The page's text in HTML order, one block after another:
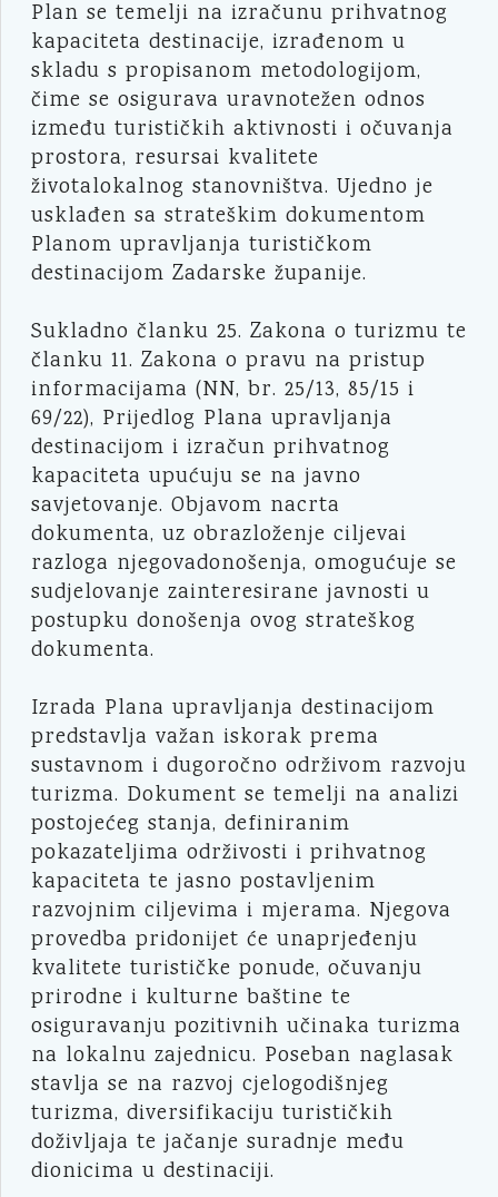
Plan se temelji na izračunu prihvatnog
kapaciteta destinacije, izrađenom u
skladu s propisanom metodologijom,
čime se osigurava uravnotežen odnos
između turističkih aktivnosti i očuvanja
prostora, resursai kvalitete
životalokalnog stanovništva. Ujedno je
usklađen sa strateškim dokumentom
Planom upravljanja turističkom
destinacijom Zadarske županije.
Sukladno članku 25. Zakona o turizmu te
članku 11. Zakona o pravu na pristup
informacijama (NN, br. 25/13, 85/15 i
69/22), Prijedlog Plana upravljanja
destinacijom i izračun prihvatnog
kapaciteta upućuju se na javno
savjetovanje. Objavom nacrta
dokumenta, uz obrazloženje ciljevai
razloga njegovadonošenja, omogućuje se
sudjelovanje zainteresirane javnosti u
postupku donošenja ovog strateškog
dokumenta.
Izrada Plana upravljanja destinacijom
predstavlja važan iskorak prema
sustavnom i dugoročno održivom razvoju
turizma. Dokument se temelji na analizi
postojećeg stanja, definiranim
pokazateljima održivosti i prihvatnog
kapaciteta te jasno postavljenim
razvojnim ciljevima i mjerama. Njegova
provedba pridonijet će unaprjeđenju
kvalitete turističke ponude, očuvanju
prirodne i kulturne baštine te
osiguravanju pozitivnih učinaka turizma
na lokalnu zajednicu. Poseban naglasak
stavlja se na razvoj cjelogodišnjeg
turizma, diversifikaciju turističkih
doživljaja te jačanje suradnje među
dionicima u destinaciji.